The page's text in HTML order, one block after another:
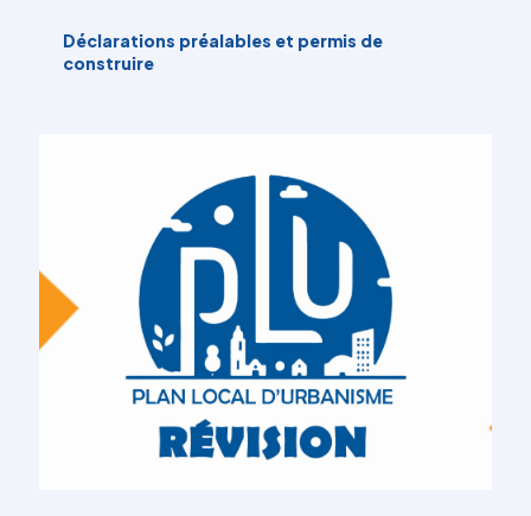
Déclarations préalables et permis de
construire